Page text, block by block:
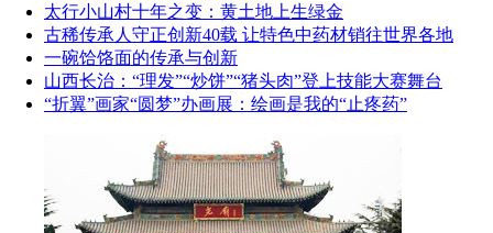
太行小山村十年之变：黄土地上生绿金
古稀传承人守正创新40载 让特色中药材销往世界各地
一碗饸饹面的传承与创新
山西长治：“理发”“炒饼”“猪头肉”登上技能大赛舞台
“折翼”画家“圆梦”办画展：绘画是我的“止疼药”